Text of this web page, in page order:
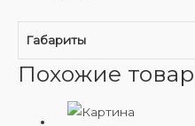
Габариты
Похожие